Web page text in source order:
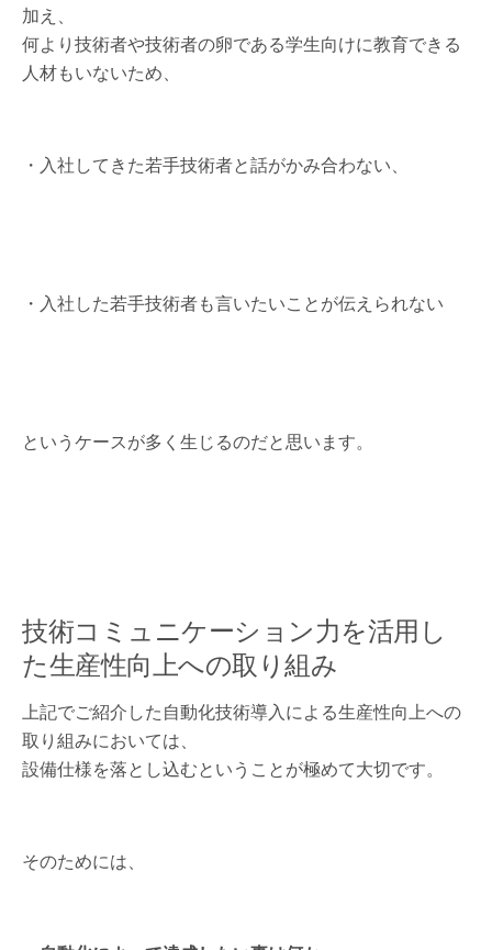
加え、
何より技術者や技術者の卵である学生向けに教育できる
人材もいないため、
・入社してきた若手技術者と話がかみ合わない、
・入社した若手技術者も言いたいことが伝えられない
というケースが多く生じるのだと思います。
技術コミュニケーション力を活用し
た生産性向上への取り組み
上記でご紹介した自動化技術導入による生産性向上への
取り組みにおいては、
設備仕様を落とし込むということが極めて大切です。
そのためには、